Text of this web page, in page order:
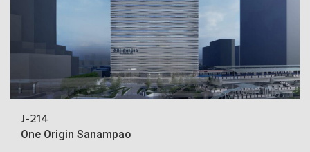
J-214
One Origin Sanampao